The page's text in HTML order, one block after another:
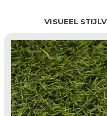
VISUEEL